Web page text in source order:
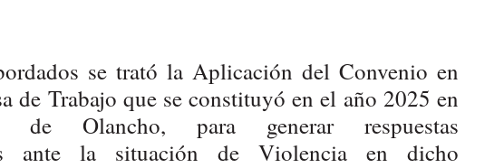
se trató la Aplicación del Convenio en
de Trabajo que se constituyó en el año 2025 en
de Olancho, para generar respuestas
ante la situación de Violencia en dicho